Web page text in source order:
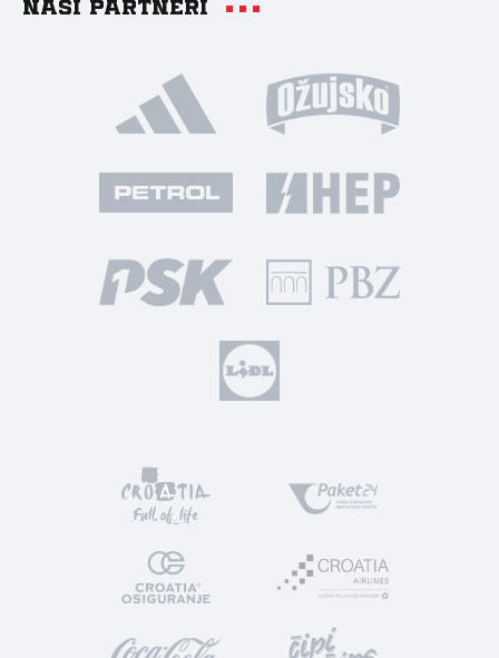
Naši partneri